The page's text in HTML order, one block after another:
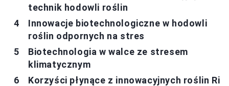
technik hodowli roślin
Innowacje biotechnologiczne w hodowli
roślin odpornych na stres
Biotechnologia w walce ze stresem
klimatycznym
Korzyści płynące z innowacyjnych roślin Ri